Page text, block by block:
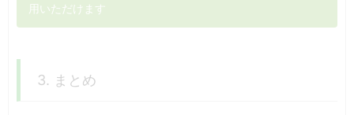
用いただけます
3. まとめ